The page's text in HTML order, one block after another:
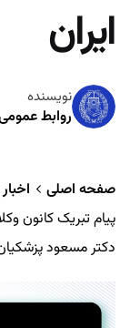
ایران
نویسنده
روابط
صفحه اصلی
اخبار
پیام تبریک کانون
دکتر مسعود